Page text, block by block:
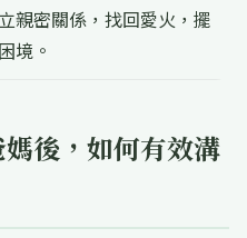
親密關係，找回愛火，擺
境。
後，如何有效溝